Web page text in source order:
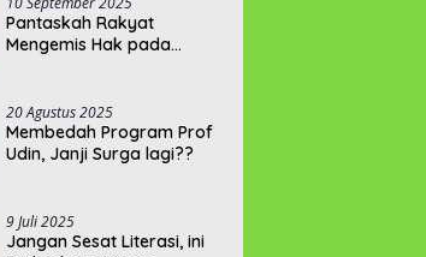
Pantaskah Rakyat
Mengemis Hak pada
20 Agustus 2025
Membedah Program Prof
Udin, Janji Surga lagi??
9 Juli 2025
Jangan Sesat Literasi, ini